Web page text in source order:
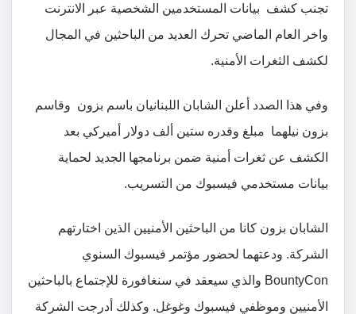
تجنب كشف بيانات المستخدمين الشخصية عبر الانترنت
واخر العام الماضي تحرك العديد من الباحثين في المجال
لكشف الثغرات الأمنية.
وفي هذا الصدد أعلن الشابان اللبنانيان باسم بزون وقاسم
بزون نيلهما مبلغ وقدره ستين ألف دولار أميركي بعد
الكشف عن ثغرات أمنية ضمن برنامجها الجديد لحماية
بيانات مستخدمي فيسبوك من التسريب.
الشابان بزون كانا من الباحثين الأمنيين الذين اختارتهم
الشركة. ودعتهما لحضور مؤتمر فيسبوك السنوي
BountyCon والذي سيعقد في سنغافورة للإجتماع بالباحثين
الأمنيين وموظفي فيسبوك وغوغل. وكذلك أدرجت الشركة